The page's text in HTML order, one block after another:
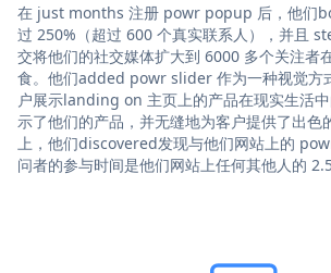
在 just months 注册 powr popup 后，他们
过 250%（超过 600 个真实联系人），并且
交将他们的社交媒体扩大到 6000 多个关注者
食。他们added powr slider 作为一种视觉方
户展示landing on 主页上的产品在现实生活
示了他们的产品，并无缝地为客户提供了出色
上，他们discovered发现与他们网站上的
问者的参与时间是他们网站上任何其他人的 2.5